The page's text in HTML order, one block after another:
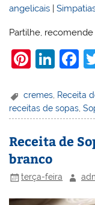
angelicais |
Partilhe,
Pi
er
e
st
Li
k
e
dI
F
c
e
b
o
k
cremes, Receita
receitas de sopas ,
Receita de
branco
terça-feira